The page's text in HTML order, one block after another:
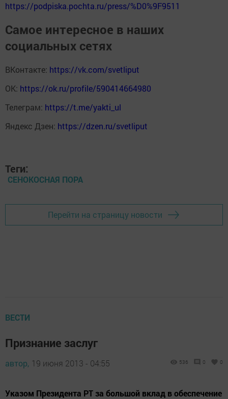
https://podpiska.pochta.ru/press/%D0%9F9511
Самое интересное в наших
социальных сетях
ВКонтакте: https://vk.com/svetliput
ОК: https://ok.ru/profile/590414664980
Телеграм: https://t.me/yakti_ul
Яндекс Дзен: https://dzen.ru/svetliput
Теги:
СЕНОКОСНАЯ ПОРА
Перейти на страницу новости
ВЕСТИ
Признание заслуг
автор, 19 июня 2013 - 04:55 536 0 0
Указом Президента РТ за большой вклад в обеспечение